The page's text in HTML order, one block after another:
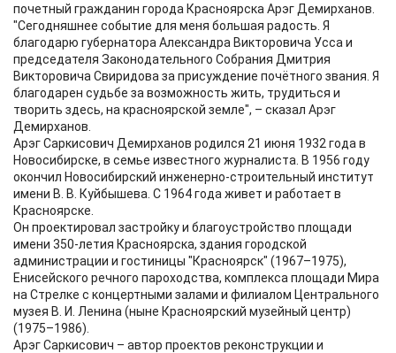
почетный гражданин города Красноярска Арэг Демирханов.
"Cегодняшнее событие для меня большая радость. Я
благодарю губернатора Александра Викторовича Усса и
председателя Законодательного Собрания Дмитрия
Викторовича Свиридова за присуждение почётного звания. Я
благодарен судьбе за возможность жить, трудиться и
творить здесь, на красноярской земле", – сказал Арэг
Демирханов.
Арэг Саркисович Демирханов родился 21 июня 1932 года в
Новосибирске, в семье известного журналиста. В 1956 году
окончил Новосибирский инженерно-строительный институт
имени В. В. Куйбышева. С 1964 года живет и работает в
Красноярске.
Он проектировал застройку и благоустройство площади
имени 350-летия Красноярска, здания городской
администрации и гостиницы "Красноярск" (1967–1975),
Енисейского речного пароходства, комплекса площади Мира
на Стрелке с концертными залами и филиалом Центрального
музея В. И. Ленина (ныне Красноярский музейный центр)
(1975–1986).
Арэг Саркисович – автор проектов реконструкции и